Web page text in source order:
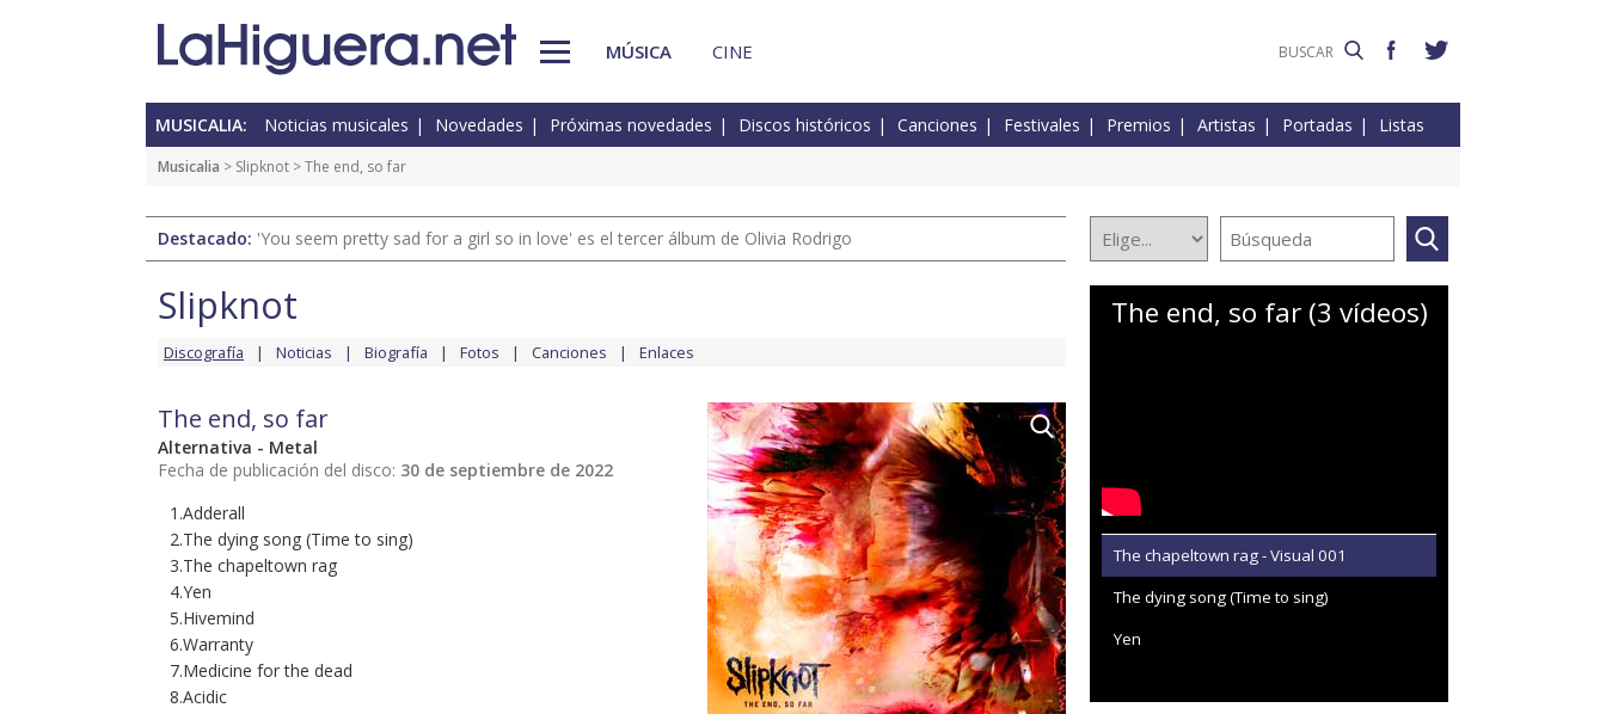
MÚSICA CINE
MUSICALIA: Noticias musicales Novedades Próximas novedades Discos históricos Canciones Festivales Premios Artistas Portadas Listas
Musicalia > Slipknot > The end, so far
Destacado: 'You seem pretty sad for a girl so in love' es el tercer álbum de Olivia Rodrigo
Slipknot
Discografía Noticias Biografía Fotos Canciones Enlaces
The end, so far
Alternativa - Metal
Fecha de publicación del disco: 30 de septiembre de 2022
1.Adderall
2.The dying song (Time to sing)
3.The chapeltown rag
4.Yen
5.Hivemind
6.Warranty
7.Medicine for the dead
8.Acidic
The end, so far (3 vídeos)
The chapeltown rag - Visual 001
The dying song (Time to sing)
Yen